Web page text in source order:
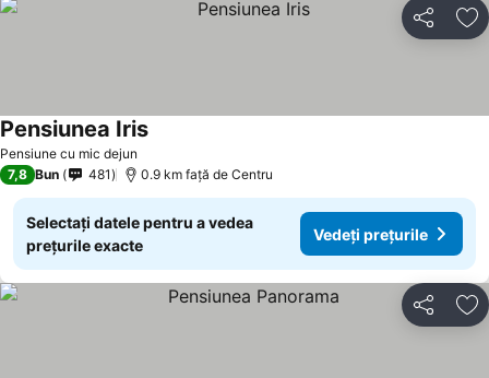
Distribuiți
Pensiune cu mic dejun
Pensiunea Iris
7,8 Bun 481 0.9 km faţă de Centru
Selectați datele pentru a vedea
prețurile exacte
Vedeți prețurile
Distribuiți